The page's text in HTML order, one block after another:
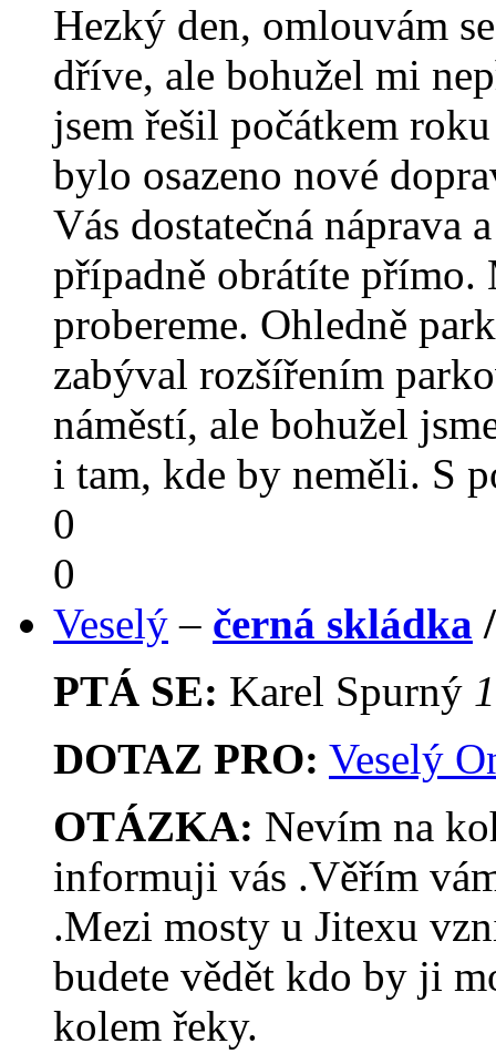
Hezký den, omlouvám
dříve, ale bohužel mi
jsem řešil počátkem
bylo osazeno nové
Vás dostatečná náprava
případně obrátíte přímo.
probereme. Ohledně
zabýval rozšířením
náměstí, ale bohužel
i tam, kde by neměli. S
0
0
Veselý – černá skládka
PTÁ SE: Karel Spurný
DOTAZ PRO: Veselý
OTÁZKA: Nevím na
informuji vás .Věřím
.Mezi mosty u Jitexu
budete vědět kdo by ji
kolem řeky.